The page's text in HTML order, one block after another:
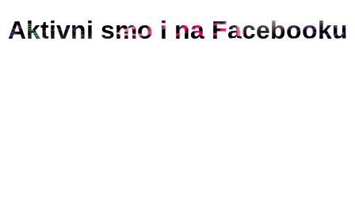
Aktivni smo i na Facebooku